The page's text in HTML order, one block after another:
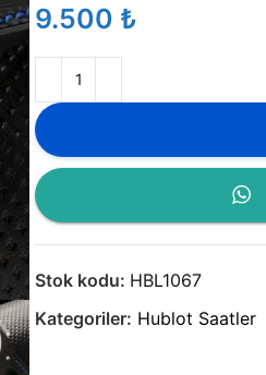
₺
Stok kodu: HBL1067
Kategoriler: Hublot Saatler